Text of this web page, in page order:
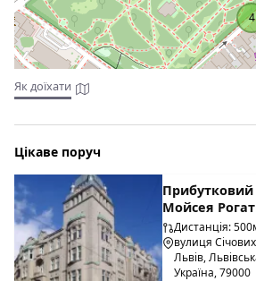
3
4
Як доїхати
Цікаве поруч
Мойсея
Дистанція:
вулиця
Львів,
Україна, 79000